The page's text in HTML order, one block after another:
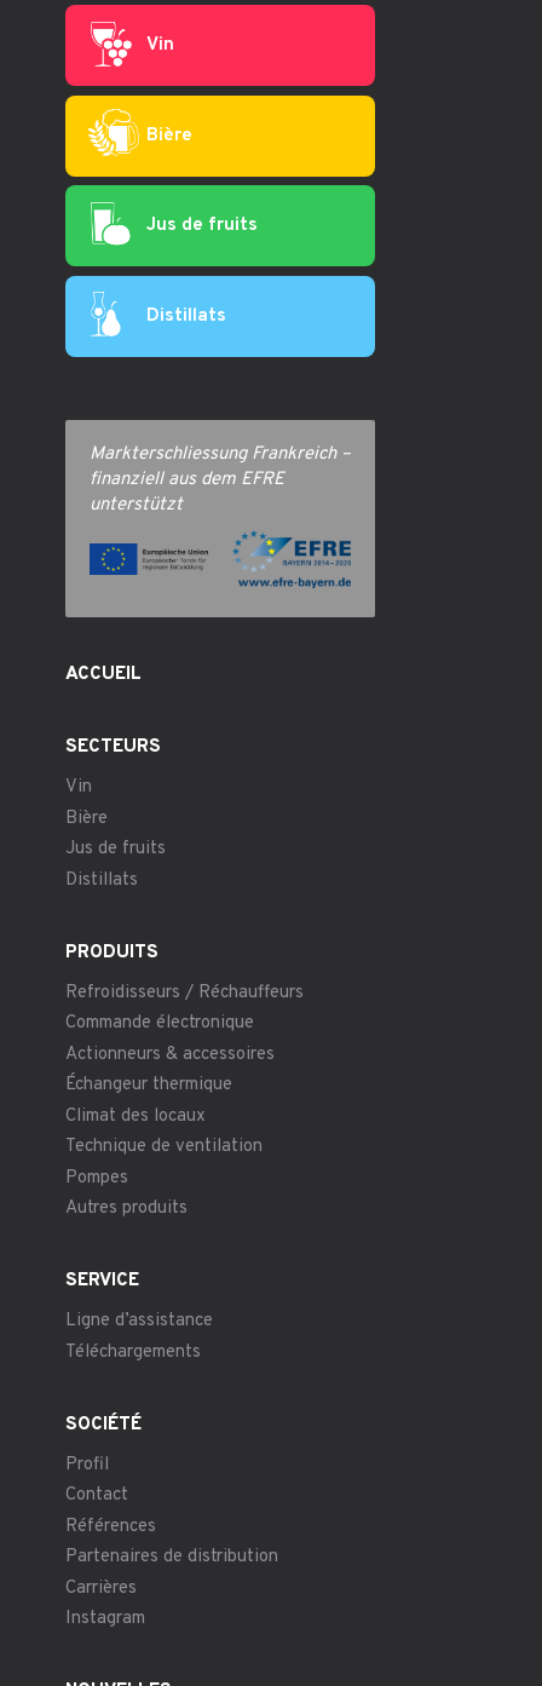
Vin
Bière
Jus de fruits
Distillats
Markterschliessung Frankreich –
finanziell aus dem EFRE
unterstützt
ACCUEIL
SECTEURS
Vin
Bière
Jus de fruits
Distillats
PRODUITS
Refroidisseurs / Réchauffeurs
Commande électronique
Actionneurs & accessoires
Échangeur thermique
Climat des locaux
Technique de ventilation
Pompes
Autres produits
SERVICE
Ligne d’assistance
Téléchargements
SOCIÉTÉ
Profil
Contact
Références
Partenaires de distribution
Carrières
Instagram